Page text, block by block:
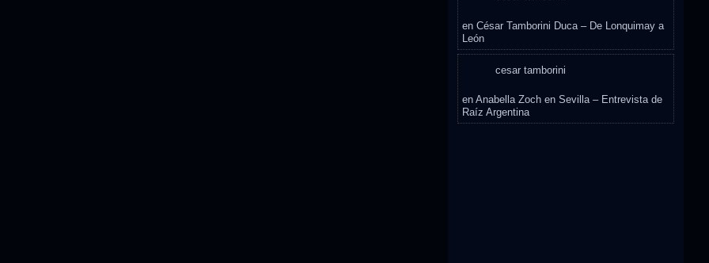
enCésar Tamborini Duca – De Lonquimay a
León
cesar tamborini
enAnabella Zoch en Sevilla – Entrevista de
Raíz Argentina